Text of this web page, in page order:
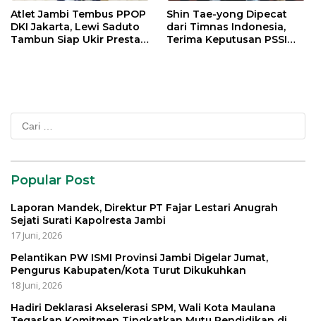
Atlet Jambi Tembus PPOP
DKI Jakarta, Lewi Saduto
Tambun Siap Ukir Prestasi
Shin Tae-yong Dipecat
dari Timnas Indonesia,
Terima Keputusan PSSI
Cari
untuk:
Popular Post
Laporan Mandek, Direktur PT Fajar Lestari Anugrah
Sejati Surati Kapolresta Jambi
17 Juni, 2026
Pelantikan PW ISMI Provinsi Jambi Digelar Jumat,
Pengurus Kabupaten/Kota Turut Dikukuhkan
18 Juni, 2026
Hadiri Deklarasi Akselerasi SPM, Wali Kota Maulana